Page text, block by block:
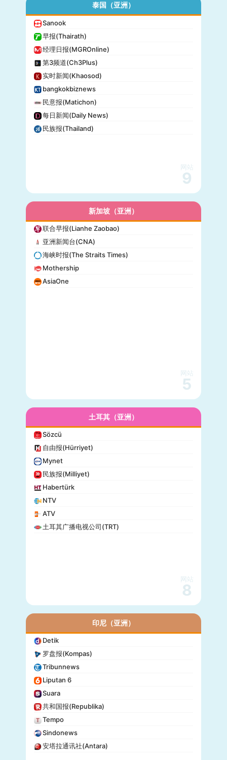
泰国（亚洲）
Sanook
早报(Thairath)
经理日报(MGROnline)
第3频道(Ch3Plus)
实时新闻(Khaosod)
bangkokbiznews
民意报(Matichon)
每日新闻(Daily News)
民族报(Thailand)
网站
9
新加坡（亚洲）
联合早报(Lianhe Zaobao)
亚洲新闻台(CNA)
海峡时报(The Straits Times)
Mothership
AsiaOne
网站
5
土耳其（亚洲）
Sözcü
自由报(Hürriyet)
Mynet
民族报(Milliyet)
Habertürk
NTV
ATV
土耳其广播电视公司(TRT)
网站
8
印尼（亚洲）
Detik
罗盘报(Kompas)
Tribunnews
Liputan 6
Suara
共和国报(Republika)
Tempo
Sindonews
安塔拉通讯社(Antara)